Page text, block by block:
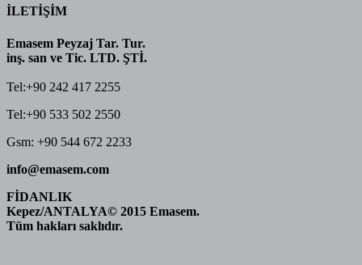
İLETİŞİM
Emasem Peyzaj Tar. Tur.
inş. san ve Tic. LTD. ŞTİ.
Tel:+90 242 417 2255
Tel:+90 533 502 2550
Gsm: +90 544 672 2233
info@emasem.com
FİDANLIK
Kepez/ANTALYA© 2015 Emasem.
Tüm hakları saklıdır.